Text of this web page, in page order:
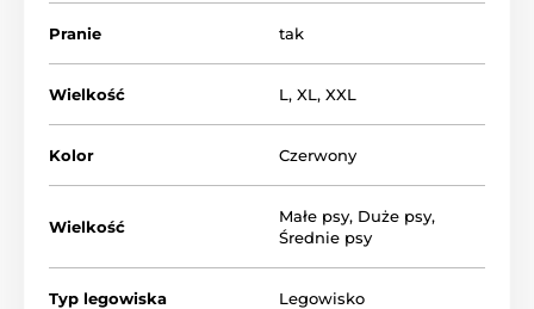
Wygodny materac zapewni Twojemu psu komfort
Pranie tak
Wielkość L, XL, XXL
Kolor Czerwony
Wielkość
Małe psy, Duże psy,
Średnie psy
Typ legowiska Legowisko